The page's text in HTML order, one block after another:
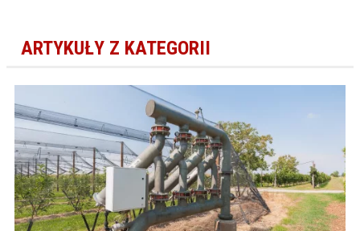
ARTYKUŁY Z KATEGORII